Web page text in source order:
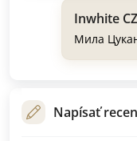
Inwhite CZ
Мила
Napísať